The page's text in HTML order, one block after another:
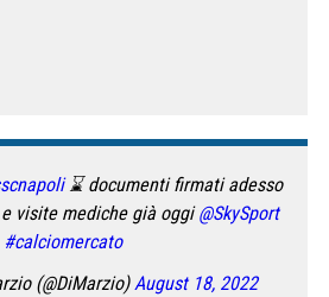
⌛️ documenti firmati adesso
visite mediche già oggi@SkySport
#calciomercato
(@DiMarzio)August 18, 2022